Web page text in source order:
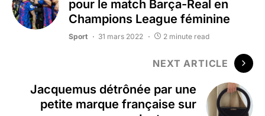
pour le match Barça-Real en
Champions League féminine
Sport 31 mars 2022 2 minute read
NEXT ARTICLE
Jacquemus détrônée par une
petite marque française sur